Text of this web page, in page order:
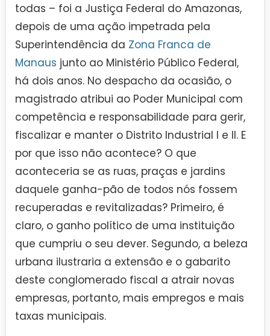
todas – foi a Justiça Federal do Amazonas,
depois de uma ação impetrada pela
Superintendência da Zona Franca de
Manaus junto ao Ministério Público Federal,
há dois anos. No despacho da ocasião, o
magistrado atribui ao Poder Municipal com
competência e responsabilidade para gerir,
fiscalizar e manter o Distrito Industrial I e II. E
por que isso não acontece? O que
aconteceria se as ruas, praças e jardins
daquele ganha-pão de todos nós fossem
recuperadas e revitalizadas? Primeiro, é
claro, o ganho político de uma instituição
que cumpriu o seu dever. Segundo, a beleza
urbana ilustraria a extensão e o gabarito
deste conglomerado fiscal a atrair novas
empresas, portanto, mais empregos e mais
taxas municipais.